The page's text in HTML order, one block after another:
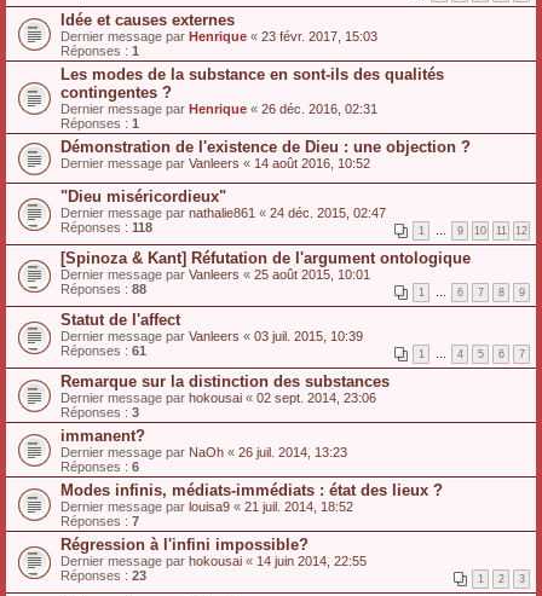
Idée et causes externes
Dernier message par Henrique « 23 févr. 2017, 15:03
Réponses : 1
Les modes de la substance en sont-ils des qualités
contingentes ?
Dernier message par Henrique « 26 déc. 2016, 02:31
Réponses : 1
Démonstration de l'existence de Dieu : une objection ?
Dernier message par Vanleers « 14 août 2016, 10:52
"Dieu miséricordieux"
Dernier message par nathalie861 « 24 déc. 2015, 02:47
Réponses : 118 1 … 9 10 11 12
[Spinoza & Kant] Réfutation de l'argument ontologique
Dernier message par Vanleers « 25 août 2015, 10:01
Réponses : 88 1 … 6 7 8 9
Statut de l'affect
Dernier message par Vanleers « 03 juil. 2015, 10:39
Réponses : 61 1 … 4 5 6 7
Remarque sur la distinction des substances
Dernier message par hokousai « 02 sept. 2014, 23:06
Réponses : 3
immanent?
Dernier message par NaOh « 26 juil. 2014, 13:23
Réponses : 6
Modes infinis, médiats-immédiats : état des lieux ?
Dernier message par louisa9 « 21 juil. 2014, 18:52
Réponses : 7
Régression à l'infini impossible?
Dernier message par hokousai « 14 juin 2014, 22:55
Réponses : 23 1 2 3